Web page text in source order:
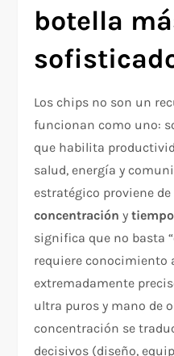
botella
Los chips no son un
funcionan como uno:
que habilita
salud, energía y
estratégico proviene
concentración y
significa que no basta
requiere conocimiento
extremadamente
ultra puros y mano de
concentración se
decisivos (diseño,